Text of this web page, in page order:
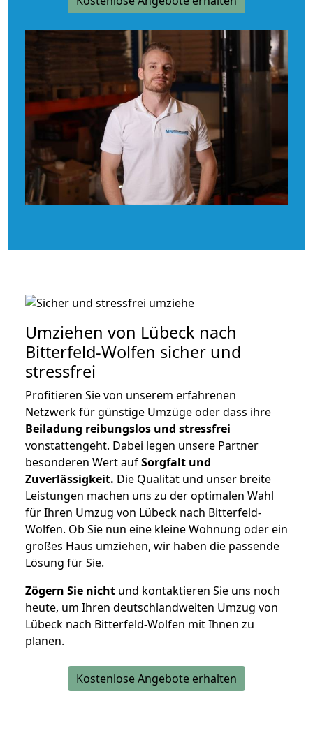
Umziehen von Lübeck nach
Bitterfeld-Wolfen sicher und
stressfrei
Profitieren Sie von unserem erfahrenen
Netzwerk für günstige Umzüge oder dass ihre
Beiladung reibungslos und stressfrei
vonstattengeht. Dabei legen unsere Partner
besonderen Wert aufSorgfalt und
Zuverlässigkeit. Die Qualität und unser breite
Leistungen machen uns zu der optimalen Wahl
für Ihren Umzug von Lübeck nach Bitterfeld-
Wolfen. Ob Sie nun eine kleine Wohnung oder ein
großes Haus umziehen, wir haben die passende
Lösung für Sie.
Zögern Sie nicht und kontaktieren Sie uns noch
heute, um Ihren deutschlandweiten Umzug von
Lübeck nach Bitterfeld-Wolfen mit Ihnen zu
planen.
Kostenlose Angebote erhalten